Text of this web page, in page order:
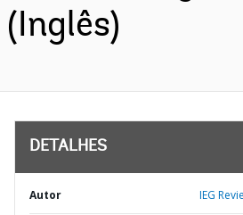
(Inglês)
DETALHES
Autor IEG